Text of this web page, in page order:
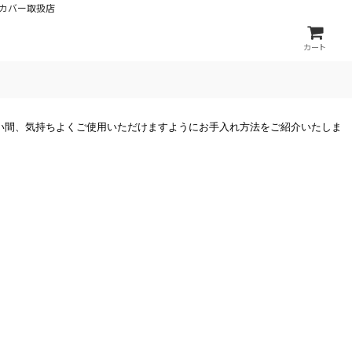
バー取扱店
カート
、気持ちよくご使用いただけますようにお手入れ方法をご紹介いたしま